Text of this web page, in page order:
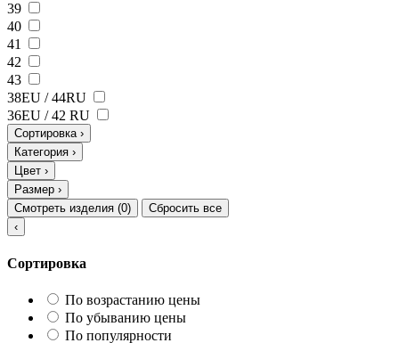
39
40
41
42
43
38ЕU / 44RU
36EU / 42 RU
Сортировка ›
Категория ›
Цвет ›
Размер ›
Смотреть изделия (0)
Сбросить все
‹
Сортировка
По возрастанию цены
По убыванию цены
По популярности